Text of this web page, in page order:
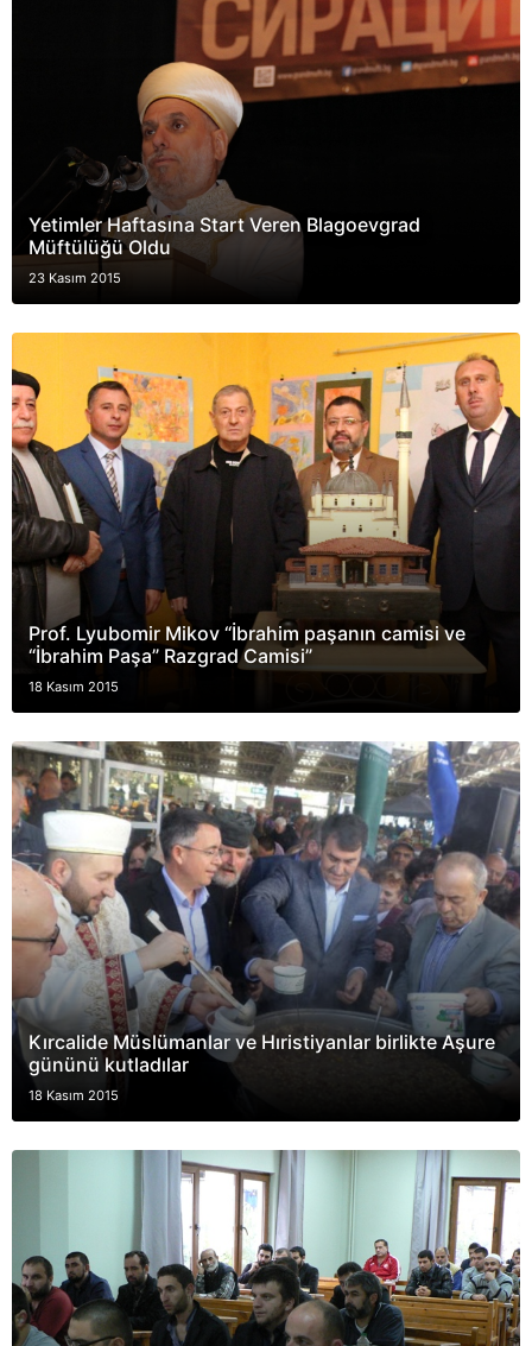
Yetimler Haftasına Start Veren Blagoevgrad
Müftülüğü Oldu
23 Kasım 2015
Prof. Lyubomir Mikov “İbrahim paşanın camisi ve
“İbrahim Paşa” Razgrad Camisi”
18 Kasım 2015
Kırcalide Müslümanlar ve Hıristiyanlar birlikte Aşure
gününü kutladılar
18 Kasım 2015